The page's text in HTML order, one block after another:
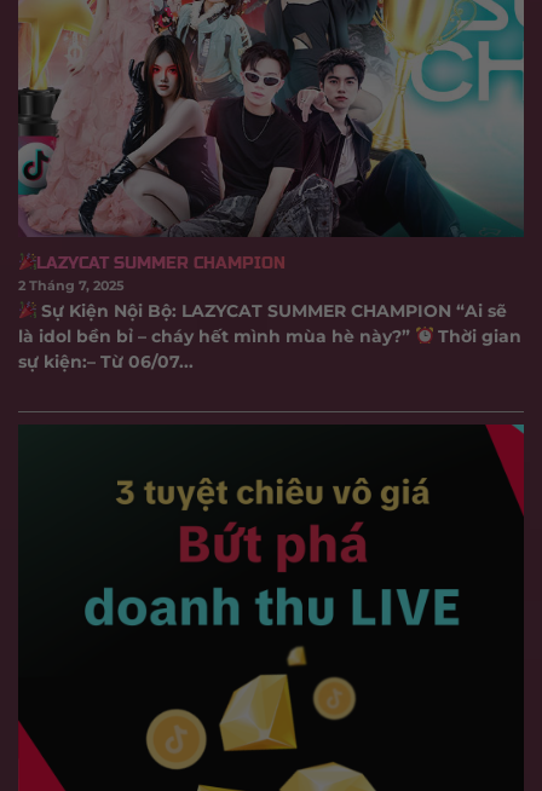
LAZYCAT SUMMER CHAMPION
2 Tháng 7, 2025
Sự Kiện Nội Bộ: LAZYCAT SUMMER CHAMPION “Ai sẽ
là idol bền bỉ – cháy hết mình mùa hè này?”
Thời gian
sự kiện:– Từ 06/07...